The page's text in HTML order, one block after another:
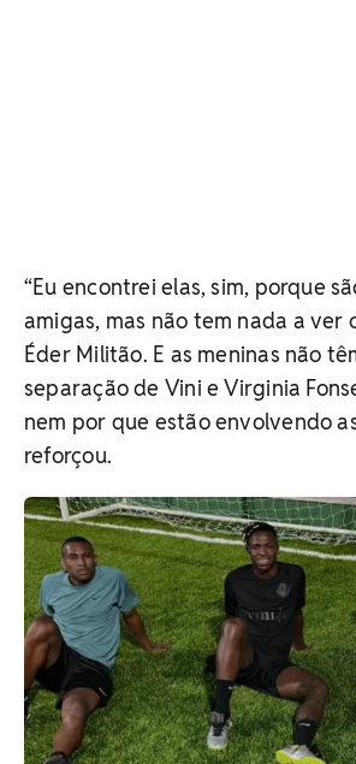
“Eu encontrei elas, sim, porque
amigas, mas não tem nada a ver
Éder Militão. E as meninas não
separação de Vini e Virginia
nem por que estão envolvendo
reforçou.